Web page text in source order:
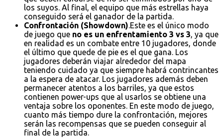
los suyos. Al final, el equipo que más estrellas haya
conseguido será el ganador de la partida.
Confrontación (Showdown).Este es el único modo
de juego que no es un enfrentamiento 3 vs 3, ya que
en realidad es un combate entre 10 jugadores, donde
el último que quede de pie es el que gana. Los
jugadores deberán viajar alrededor del mapa
teniendo cuidado ya que siempre habrá contrincantes
a la espera de atacar. Los jugadores además deben
permanecer atentos a los barriles, ya que estos
contienen power-ups que al usarlos se obtiene una
ventaja sobre los oponentes. En este modo de juego,
cuanto más tiempo dure la confrontación, mejores
serán las recompensas que se pueden conseguir al
final de la partida.